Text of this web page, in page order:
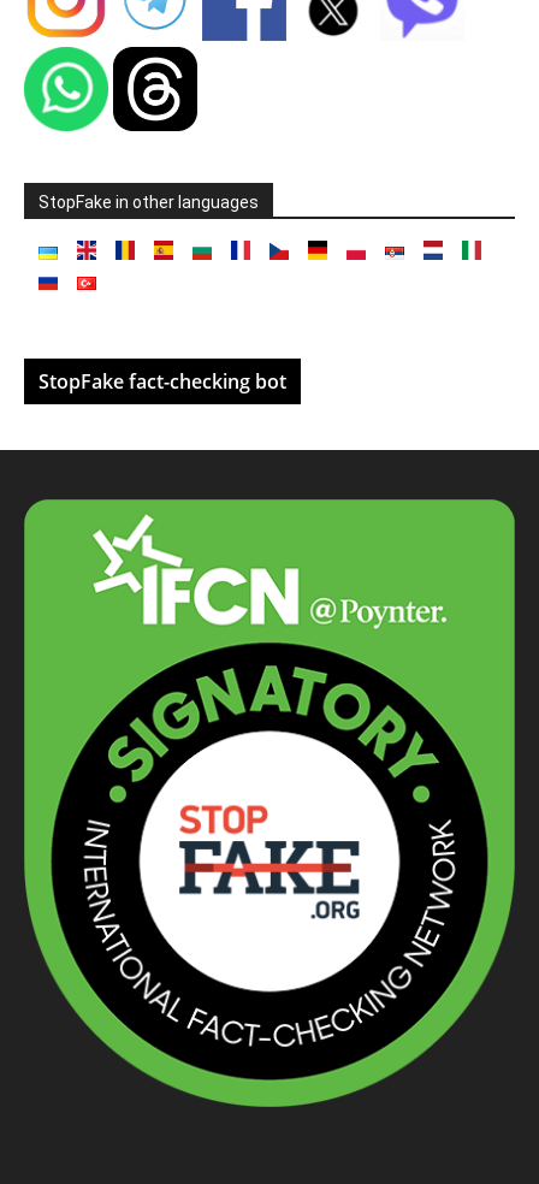
StopFake in other languages
StopFake fact-checking bot